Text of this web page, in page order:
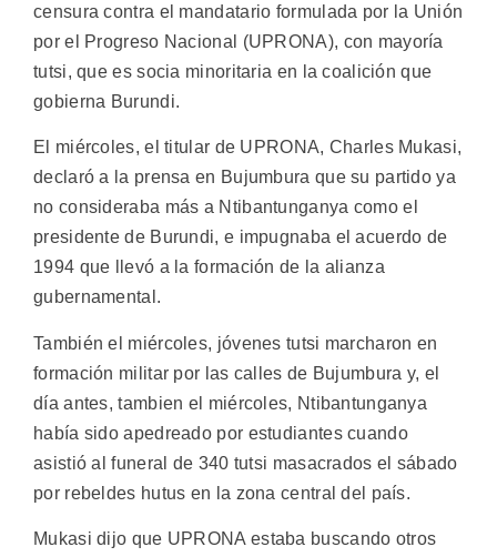
censura contra el mandatario formulada por la Unión
por el Progreso Nacional (UPRONA), con mayoría
tutsi, que es socia minoritaria en la coalición que
gobierna Burundi.
El miércoles, el titular de UPRONA, Charles Mukasi,
declaró a la prensa en Bujumbura que su partido ya
no consideraba más a Ntibantunganya como el
presidente de Burundi, e impugnaba el acuerdo de
1994 que llevó a la formación de la alianza
gubernamental.
También el miércoles, jóvenes tutsi marcharon en
formación militar por las calles de Bujumbura y, el
día antes, tambien el miércoles, Ntibantunganya
había sido apedreado por estudiantes cuando
asistió al funeral de 340 tutsi masacrados el sábado
por rebeldes hutus en la zona central del país.
Mukasi dijo que UPRONA estaba buscando otros